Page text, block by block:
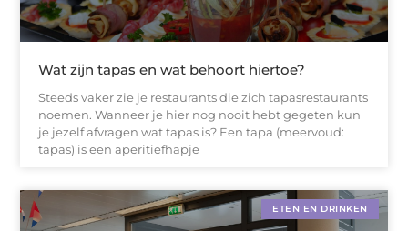
Wat zijn tapas en wat behoort hiertoe?
Steeds vaker zie je restaurants die zich tapasrestaurants
noemen. Wanneer je hier nog nooit hebt gegeten kun
je jezelf afvragen wat tapas is? Een tapa (meervoud:
tapas) is een aperitiefhapje
ETEN EN DRINKEN